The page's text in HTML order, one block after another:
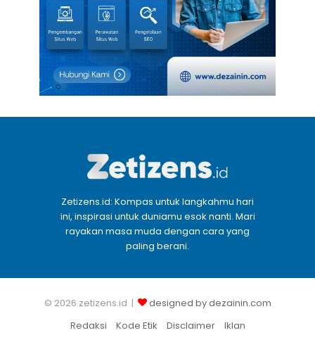
Zetizens.id: Kompas untuk langkahmu hari
ini, inspirasi untuk duniamu esok nanti. Mari
rayakan masa muda dengan cara yang
paling berani.
© 2026 zetizens.id |
designed by dezainin.com
Redaksi
Kode Etik Disclaimer Iklan